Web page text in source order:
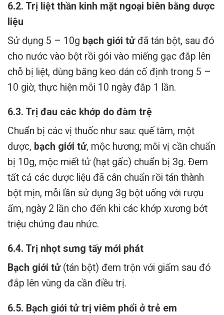
6.2. Trị liệt thần kinh mặt ngoại biên bằng dược
liệu
Sử dụng 5 – 10g bạch giới tửđã tán bột, sau đó
cho nước vào bột rồi gói vào miếng gạc đắp lên
chỗ bị liệt, dùng băng keo dán cố định trong 5 –
10 giờ, thực hiện mỗi 10 ngày đắp 1 lần.
6.3. Trị đau các khớp do đàm trệ
Chuẩn bị các vị thuốc như sau: quế tâm, một
dược, bạch giới tử, mộc hương; mỗi vị cần chuẩn
bị 10g, mộc miết tử (hạt gấc) chuẩn bị 3g. Đem
tất cả các dược liệu đã cân chuẩn rồi tán thành
bột mịn, mỗi lần sử dụng 3g bột uống với rượu
ấm, ngày 2 lần cho đến khi các khớp xương bớt
triệu chứng đau nhức.
6.4. Trị nhọt sưng tấy mới phát
Bạch giới tử(tán bột) đem trộn với giấm sau đó
đắp lên vùng da cần điều trị.
6.5. Bạch giới tử trị viêm phổi ở trẻ em